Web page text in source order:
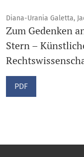
Diana-Urania Galetta,
Zum Gedenken
Stern –
PDF